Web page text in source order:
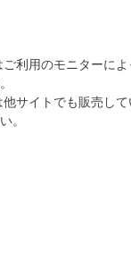
利用のモニターに
他サイトでも販売し
。